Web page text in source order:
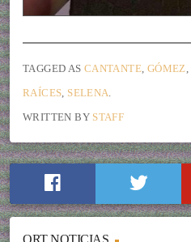
TAGGED AS CANTANTE, GÓMEZ,
RAÍCES, SELENA.
WRITTEN BY STAFF